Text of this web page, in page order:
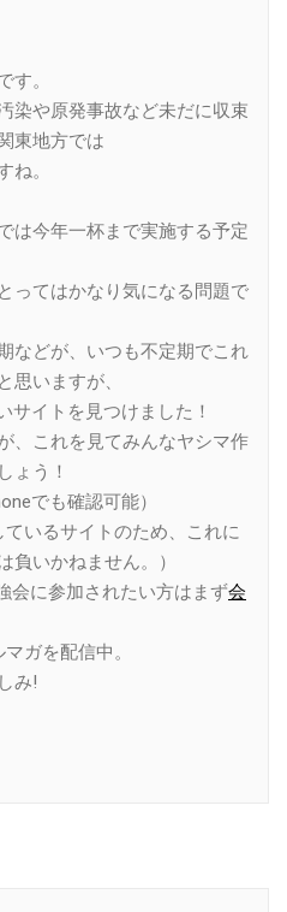
す。
染や原発事故など未だに収束
東地方では
ね。
は今年一杯まで実施する予定
ってはかなり気になる問題で
などが、いつも不定期でこれ
思いますが、
サイトを見つけました！
、これを見てみんなヤシマ作
ょう！
でも確認可能）
ているサイトのため、これに
負いかねません。）
会に参加されたい方はまず会
ガを配信中。
み!